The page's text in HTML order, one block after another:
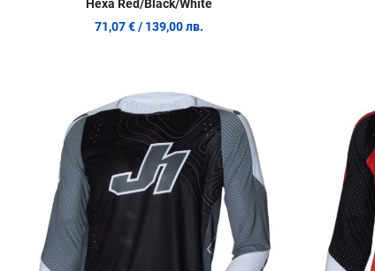
Hexa Red/Black/White
71,07 € / 139,00 лв.
Сравни
Quick View